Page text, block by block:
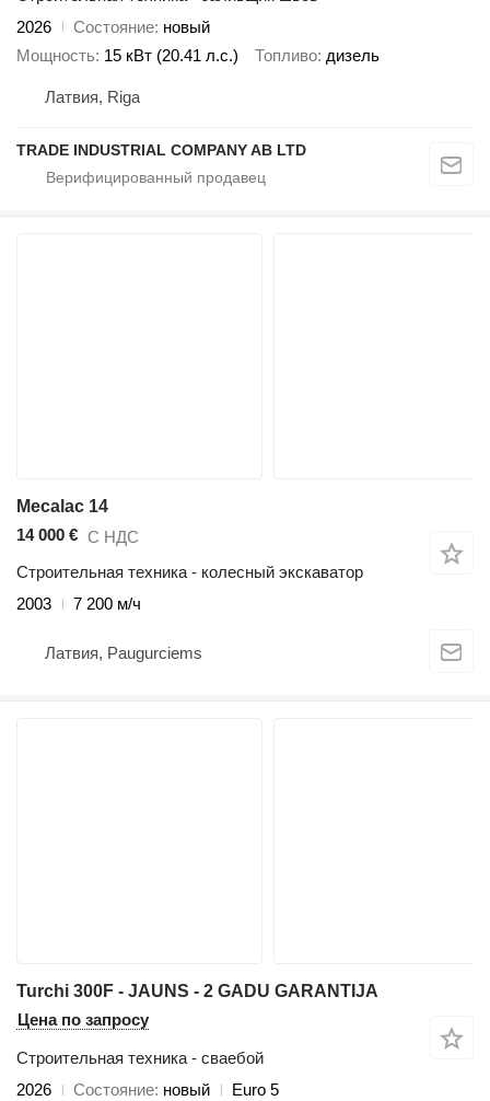
2026
Состояние новый
Мощность 15 кВт (20.41 л.с.) Топливо дизель
Латвия, Riga
TRADE INDUSTRIAL COMPANY AB LTD
Mecalac 14
14 000 € С НДС
Строительная техника - колесный экскаватор
2003
7 200 м/ч
Латвия, Paugurciems
Turchi 300F - JAUNS - 2 GADU GARANTIJA
Цена по запросу
Строительная техника - сваебой
2026
Состояние новый
Euro 5